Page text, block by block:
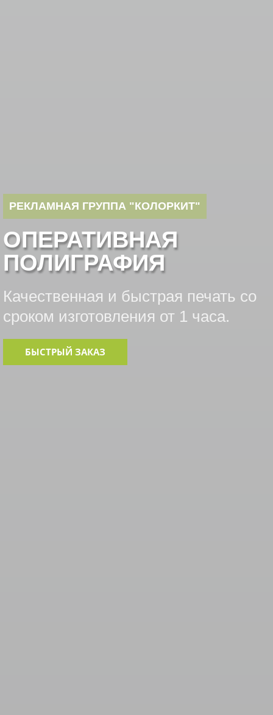
РЕКЛАМНАЯ ГРУППА "КОЛОРКИТ"
ОПЕРАТИВНАЯ
ПОЛИГРАФИЯ
Качественная и быстрая печать со
сроком изготовления от 1 часа.
БЫСТРЫЙ ЗАКАЗ